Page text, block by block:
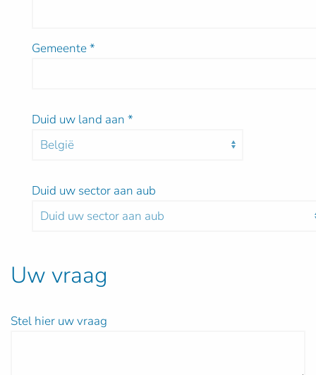
Gemeente*
Duid uw land aan *
Duid uw sector aan aub
Uw vraag
Stel hier uw vraag